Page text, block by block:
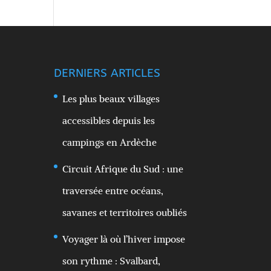
DERNIERS ARTICLES
Les plus beaux villages
accessibles depuis les
campings en Ardèche
Circuit Afrique du Sud : une
traversée entre océans,
savanes et territoires oubliés
Voyager là où l’hiver impose
son rythme : Svalbard,